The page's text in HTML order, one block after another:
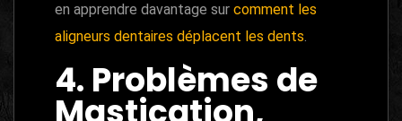
en apprendre davantage sur comment les
aligneurs dentaires déplacent les dents.
4. Problèmes de